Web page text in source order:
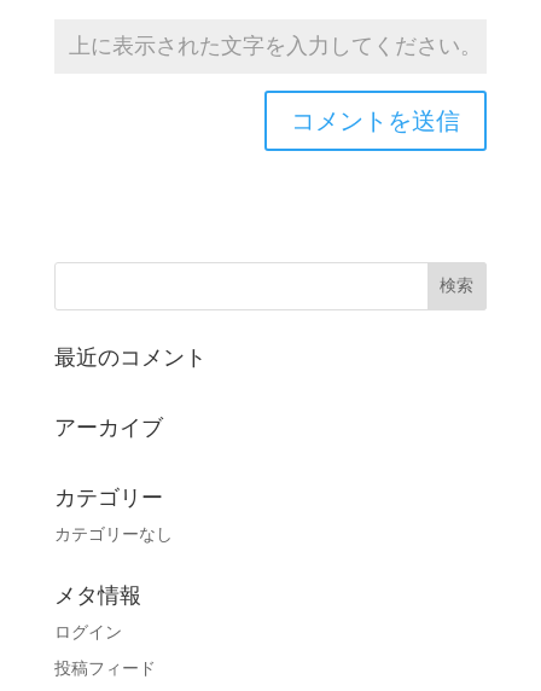
最近のコメント
アーカイブ
カテゴリー
カテゴリーなし
メタ情報
ログイン
投稿フィード